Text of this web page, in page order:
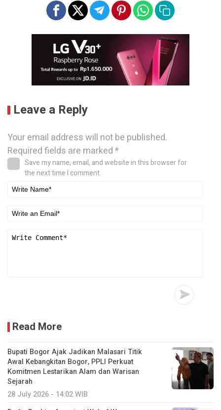
Leave a Reply
Your email address will not be published.
Required fields are marked*
Save my name, email, and website in this browser for
the next time I comment.
Read More
Bupati Bogor Ajak Jadikan Malasari Titik
Awal Kebangkitan Bogor, PPLI Perkuat
Komitmen Lestarikan Alam dan Warisan
Sejarah
28 July 2026 - 14:02 WIB